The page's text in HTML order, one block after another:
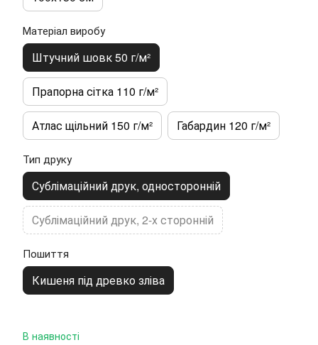
Матеріал виробу
Штучний шовк 50 г/м²
Прапорна сітка 110 г/м²
Атлас щільний 150 г/м² Габардин 120 г/м²
Тип друку
Сублімаційний друк, односторонній
Сублімаційний друк, 2-х сторонній
Пошиття
Кишеня під древко зліва
В наявності